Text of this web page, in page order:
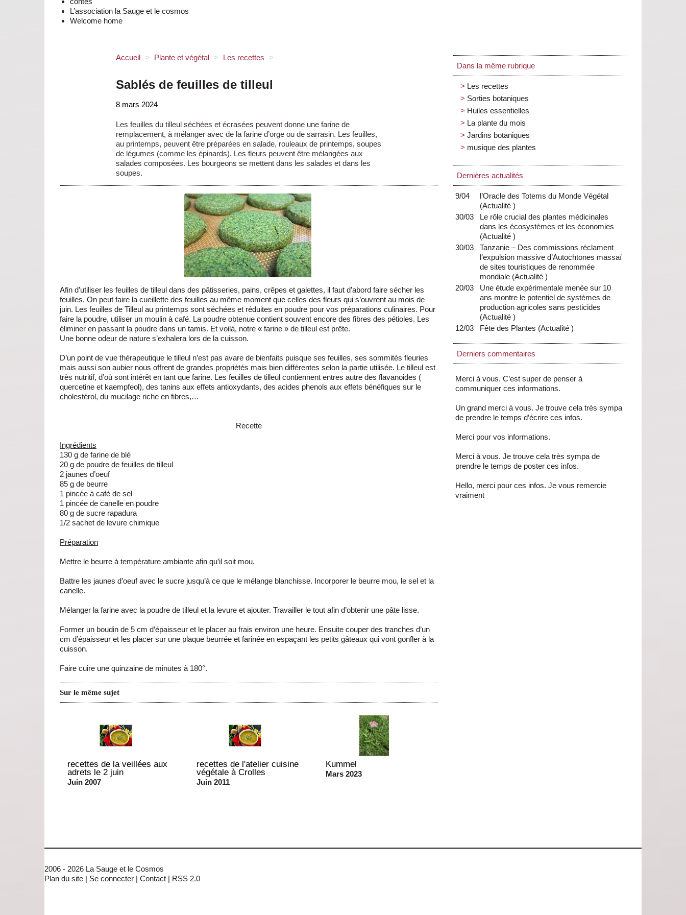
L’association la Sauge et le cosmos
Welcome home
Accueil > Plante et végétal > Les recettes >
Sablés de feuilles de tilleul
8 mars 2024
Les feuilles du tilleul séchées et écrasées peuvent donne une farine de
remplacement, à mélanger avec de la farine d’orge ou de sarrasin. Les feuilles,
au printemps, peuvent être préparées en salade, rouleaux de printemps, soupes
de légumes (comme les épinards). Les fleurs peuvent être mélangées aux
salades composées. Les bourgeons se mettent dans les salades et dans les
soupes.
Afin d’utiliser les feuilles de tilleul dans des pâtisseries, pains, crêpes et galettes, il faut d’abord faire sécher les
feuilles. On peut faire la cueillette des feuilles au même moment que celles des fleurs qui s’ouvrent au mois de
juin. Les feuilles de Tilleul au printemps sont séchées et réduites en poudre pour vos préparations culinaires. Pour
faire la poudre, utiliser un moulin à café. La poudre obtenue contient souvent encore des fibres des pétioles. Les
éliminer en passant la poudre dans un tamis. Et voilà, notre « farine » de tilleul est prête.
Une bonne odeur de nature s’exhalera lors de la cuisson.
D’un point de vue thérapeutique le tilleul n’est pas avare de bienfaits puisque ses feuilles, ses sommités fleuries
mais aussi son aubier nous offrent de grandes propriétés mais bien différentes selon la partie utilisée. Le tilleul est
très nutritif, d’où sont intérêt en tant que farine. Les feuilles de tilleul contiennent entres autre des flavanoides (
quercetine et kaempfeol), des tanins aux effets antioxydants, des acides phenols aux effets bénéfiques sur le
cholestérol, du mucilage riche en fibres,…
Recette
Ingrédients
130 g de farine de blé
20 g de poudre de feuilles de tilleul
2 jaunes d’oeuf
85 g de beurre
1 pincée à café de sel
1 pincée de canelle en poudre
80 g de sucre rapadura
1/2 sachet de levure chimique
Préparation
Mettre le beurre à température ambiante afin qu’il soit mou.
Battre les jaunes d’oeuf avec le sucre jusqu’à ce que le mélange blanchisse. Incorporer le beurre mou, le sel et la
canelle.
Mélanger la farine avec la poudre de tilleul et la levure et ajouter. Travailler le tout afin d’obtenir une pâte lisse.
Former un boudin de 5 cm d’épaisseur et le placer au frais environ une heure. Ensuite couper des tranches d’un
cm d’épaisseur et les placer sur une plaque beurrée et farinée en espaçant les petits gâteaux qui vont gonfler à la
cuisson.
Faire cuire une quinzaine de minutes à 180°.
Sur le même sujet
recettes de la veillées aux
adrets le 2 juin
Juin 2007
recettes de l'atelier cuisine
végétale à Crolles
Juin 2011
Kummel
Mars 2023
Dans la même rubrique
Les recettes
Sorties botaniques
Huiles essentielles
La plante du mois
Jardins botaniques
musique des plantes
Dernières actualités
9/04
l’Oracle des Totems du Monde Végétal
(Actualité)
30/03
Le rôle crucial des plantes médicinales
dans les écosystèmes et les économies
(Actualité)
30/03
Tanzanie – Des commissions réclament
l’expulsion massive d’Autochtones massaï
de sites touristiques de renommée
mondiale (Actualité)
20/03
Une étude expérimentale menée sur 10
ans montre le potentiel de systèmes de
production agricoles sans pesticides
(Actualité)
12/03
Fête des Plantes (Actualité)
Derniers commentaires
Merci à vous. C’est super de penser à
communiquer ces informations.
Un grand merci à vous. Je trouve cela très sympa
de prendre le temps d’écrire ces infos.
Merci pour vos informations.
Merci à vous. Je trouve cela très sympa de
prendre le temps de poster ces infos.
Hello, merci pour ces infos. Je vous remercie
vraiment
2006 - 2026 La Sauge et le Cosmos
Plan du site | Se connecter | Contact | RSS 2.0